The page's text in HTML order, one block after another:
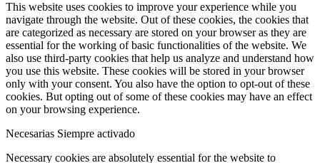
This website uses cookies to improve your experience while you
navigate through the website. Out of these cookies, the cookies that
are categorized as necessary are stored on your browser as they are
essential for the working of basic functionalities of the website. We
also use third-party cookies that help us analyze and understand how
you use this website. These cookies will be stored in your browser
only with your consent. You also have the option to opt-out of these
cookies. But opting out of some of these cookies may have an effect
on your browsing experience.
Necesarias Siempre activado
Necessary cookies are absolutely essential for the website to